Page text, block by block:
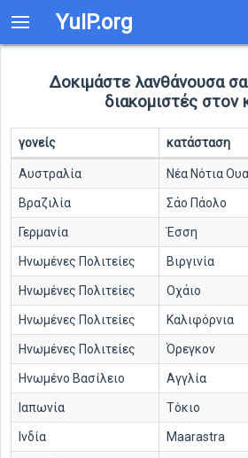
YuIP.org
Δοκιμάστε λανθάνουσα
διακομιστές στον
γονείς κατάσταση
Αυστραλία Νέα Νότια
Βραζιλία Σάο Πάολο
Γερμανία Έσση
Ηνωμένες Πολιτείες Βιργινία
Ηνωμένες Πολιτείες Οχάιο
Ηνωμένες Πολιτείες Καλιφόρνια
Ηνωμένες Πολιτείες Όρεγκον
Ηνωμένο Βασίλειο Αγγλία
Ιαπωνία Τόκιο
Ινδία Maarastra